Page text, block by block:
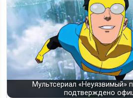
Мультсериал «Неуязвимый»
подтверждено